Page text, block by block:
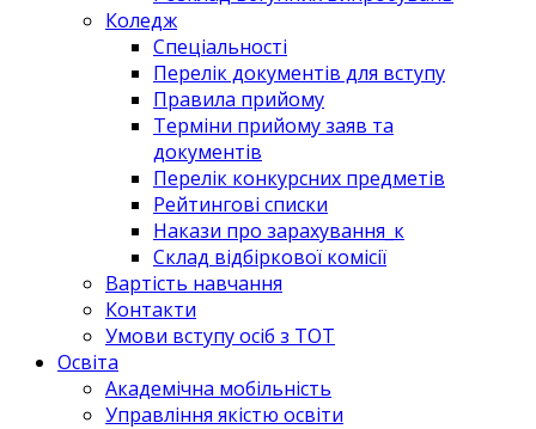
Коледж
Спеціальності
Перелік документів для вступу
Правила прийому
Терміни прийому заяв та
документів
Перелік конкурсних предметів
Рейтингові списки
Накази про зарахування_к
Склад відбіркової комісії
Вартість навчання
Контакти
Умови вступу осіб з ТОТ
Освіта
Академічна мобільність
Управління якістю освіти